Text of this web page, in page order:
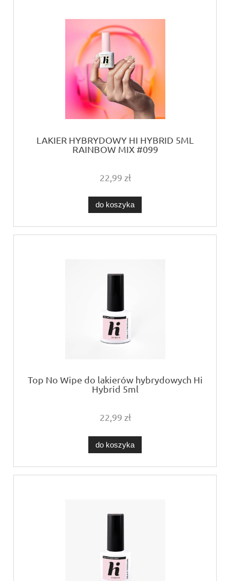
LAKIER HYBRYDOWY HI HYBRID 5ML
RAINBOW MIX #099
22,99 zł
do koszyka
Top No Wipe do lakierów hybrydowych Hi
Hybrid 5ml
22,99 zł
do koszyka